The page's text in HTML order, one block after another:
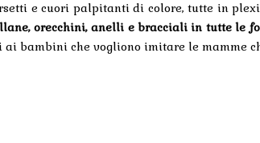
e cuori palpitanti di colore, tutte in
orecchini, anelli e bracciali in tutte le
ai bambini che vogliono imitare le mamme